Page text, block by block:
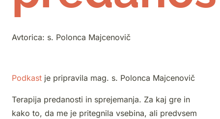
Avtorica: s. Polonca Majcenovič
Podkast je pripravila mag. s. Polonca Majcenovič
Terapija predanosti in sprejemanja. Za kaj gre in
kako to, da me je pritegnila vsebina, ali predvsem